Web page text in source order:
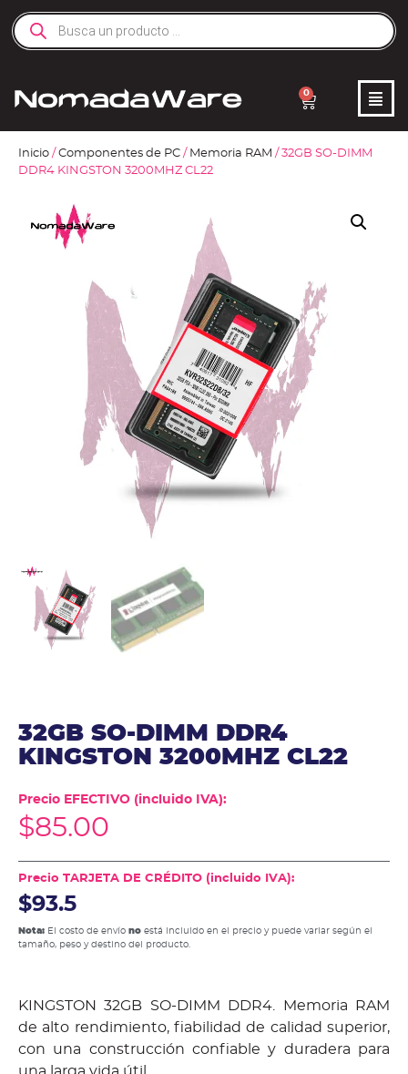
0
Inicio / Componentes de PC / Memoria RAM / 32GB SO-DIMM
DDR4 KINGSTON 3200MHZ CL22
32GB SO-DIMM DDR4
KINGSTON 3200MHZ CL22
Precio EFECTIVO (incluido IVA):
$85.00
Precio TARJETA DE CRÉDITO (incluido IVA):
$93.5
Nota: El costo de envío no está incluido en el precio y puede variar según el
tamaño, peso y destino del producto.
KINGSTON 32GB SO-DIMM DDR4. Memoria RAM
de alto rendimiento, fiabilidad de calidad superior,
con una construcción confiable y duradera para
una larga vida útil.